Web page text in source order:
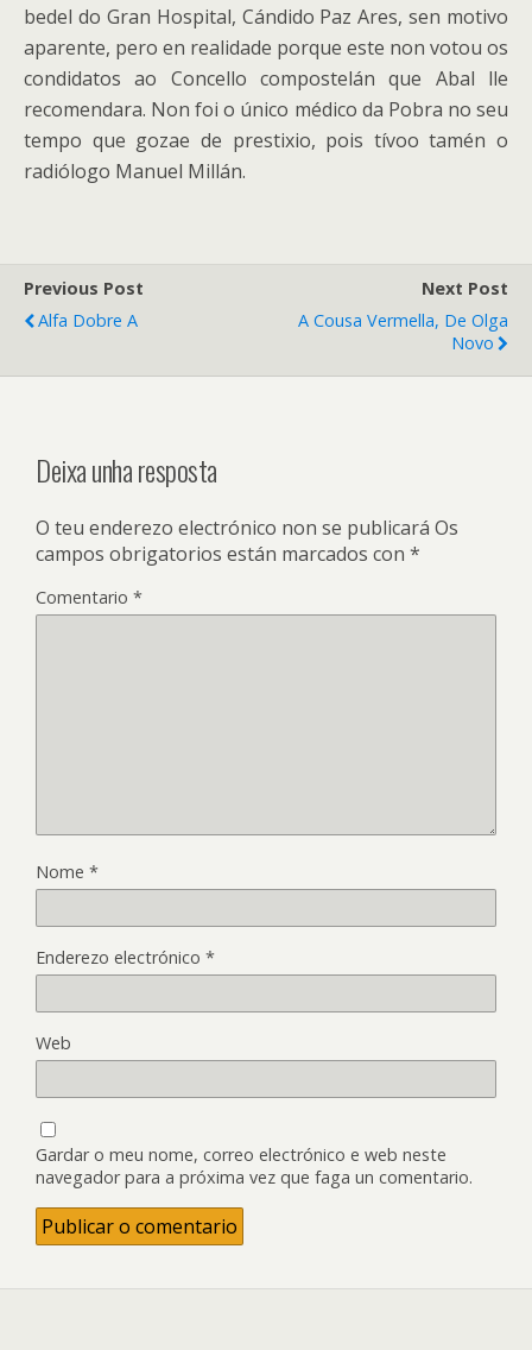
bedel do Gran Hospital, Cándido Paz Ares, sen motivo
aparente, pero en realidade porque este non votou os
condidatos ao Concello compostelán que Abal lle
recomendara. Non foi o único médico da Pobra no seu
tempo que gozae de prestixio, pois tívoo tamén o
radiólogo Manuel Millán.
Previous Post
Alfa Dobre A
Next Post
A Cousa Vermella, De Olga
Novo
Deixa unha resposta
O teu enderezo electrónico non se publicará Os
campos obrigatorios están marcados con *
Comentario *
Nome *
Enderezo electrónico *
Web
Gardar o meu nome, correo electrónico e web neste
navegador para a próxima vez que faga un comentario.